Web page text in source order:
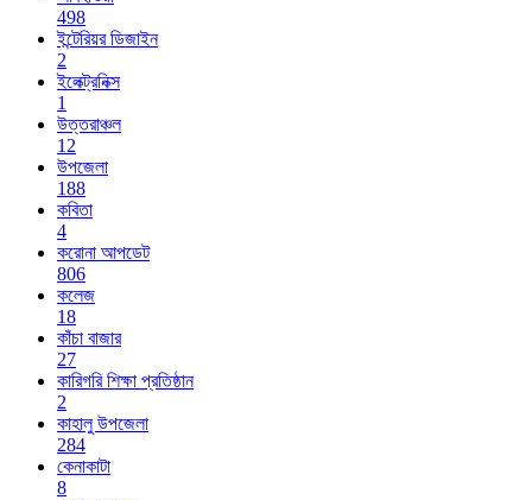
498
ইন্টেরিয়র ডিজাইন
2
ইলেক্ট্রনিক্স
1
উত্তরাঞ্চল
12
উপজেলা
188
কবিতা
4
করোনা আপডেট
806
কলেজ
18
কাঁচা বাজার
27
কারিগরি শিক্ষা প্রতিষ্ঠান
2
কাহালু উপজেলা
284
কেনাকাটা
8